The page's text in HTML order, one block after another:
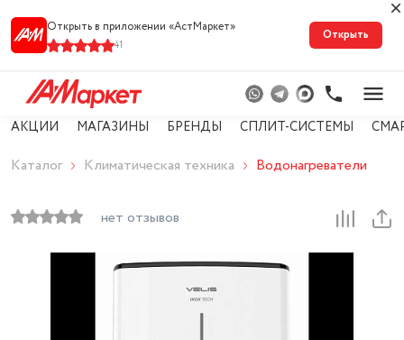
Открыть в приложении «АстМарке‪т‬»
41
Открыть
АКЦИИ МАГАЗИНЫ БРЕНДЫ СПЛИТ-СИСТЕМЫ
Каталог Климатическая техника Водонагреватели
нет отзывов